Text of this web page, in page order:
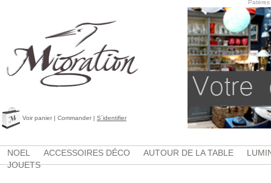
Voir panier | Commander | S´identifier
NOEL ACCESSOIRES DÉCO AUTOUR DE LA TABLE
JOUETS